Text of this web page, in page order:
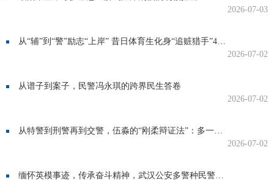
2026-07-03
从“辅”到“警”励志“上岸” 昔日体育生化身“追赃猎手”4年挽损300余万元
2026-07-02
从谱子到案子，民警冯永琪的跨界民生答卷
2026-07-02
从特警到刑警再到交警，伍淼的“刚柔辩证法”：多一份换位思考，多一条通畅坦途
2026-07-02
缅怀英模事迹，传承奋斗精神，武汉公安多警种民警分享一线故事